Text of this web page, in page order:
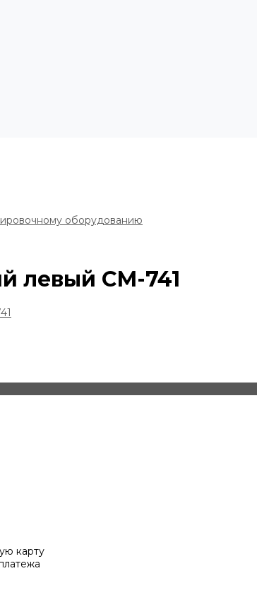
оборудованию
левый СМ-741
карту